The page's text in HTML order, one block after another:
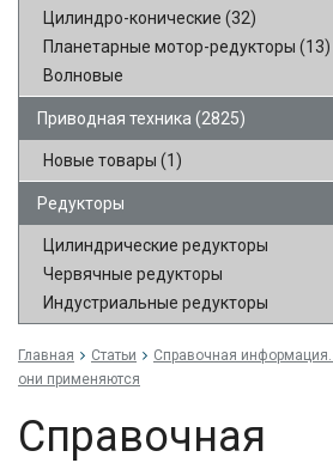
Цилиндро-конические (32)
Планетарные мотор-редукторы (13)
Волновые
Приводная техника (2825)
Новые товары (1)
Редукторы
Цилиндрические редукторы
Червячные редукторы
Индустриальные редукторы
Главная Статьи
Справочная информация.
они применяются
Справочная